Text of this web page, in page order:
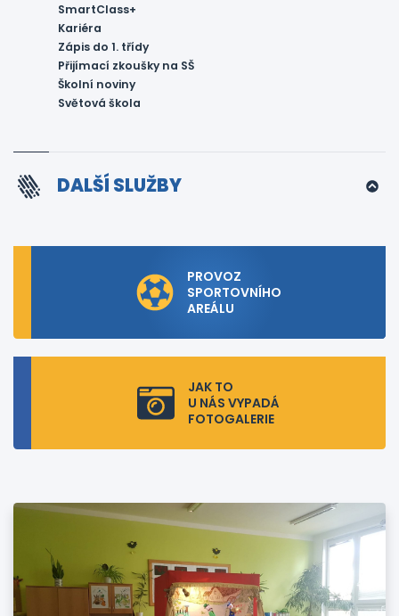
SmartClass+
Kariéra
Zápis do 1. třídy
Přijímací zkoušky na SŠ
Školní noviny
Světová škola
DALŠÍ SLUŽBY
PROVOZ
SPORTOVNÍHO
AREÁLU
JAK TO
U NÁS VYPADÁ
FOTOGALERIE